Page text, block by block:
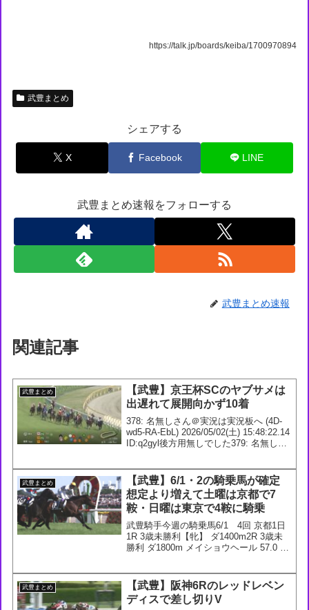
https://talk.jp/boards/keiba/1700970894
武豊まとめ
シェアする
X Facebook LINE
武豊まとめ速報をフォローする
武豊まとめ速報
関連記事
武豊まとめ
【武豊】京王杯SCのヤブサメは
出遅れて展開向かず10着
378: 名無しさん＠実況は実況板へ (4D-
wd5-RA-EbL) 2026/05/02(土) 15:48:22.14
ID:q2gyl後方用無しでした379: 名無しさ
武豊まとめ
【武豊】6/1・2の騎乗馬が確定
想定より増えて土曜は京都で7
鞍・日曜は東京で4鞍に騎乗
武豊騎手今週の騎乗馬6/1 4回 京都1日
1R 3歳未勝利【牝】 ダ1400m2R 3歳未
勝利 ダ1800m メイショウヘール 57.0 厩
舎：橋...
武豊まとめ
【武豊】阪神6Rのレッドレベン
ディスで差し切りV